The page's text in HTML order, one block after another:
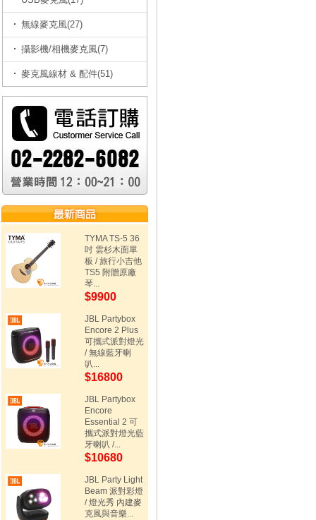
無線麥克風(27)
攝影機/相機麥克風(7)
麥克風線材 & 配件(51)
TYMA TS-5 36
吋 雲杉木面單
板 / 旅行小吉他
TS5 附贈原廠
琴...
$9900
JBL Partybox
Encore 2 Plus
可攜式派對燈光
/ 無線藍牙喇
叭...
$16800
JBL Partybox
Encore
Essential 2 可
攜式派對燈光藍
牙喇叭 /...
$10680
JBL Party Light
Beam 派對彩燈
/ 燈光秀 內建麥
克風與音樂...